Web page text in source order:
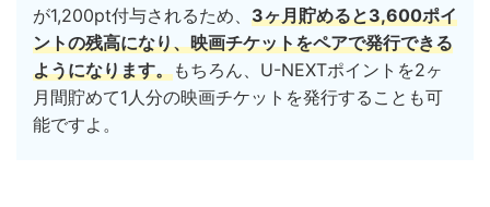
が1,200pt付与されるため、 3ヶ月貯めると3,600ポイ
ントの残高になり、映画チケットをペアで発行できる
ようになります。もちろん、U-NEXTポイントを2ヶ
月間貯めて1人分の映画チケットを発行することも可
能ですよ。